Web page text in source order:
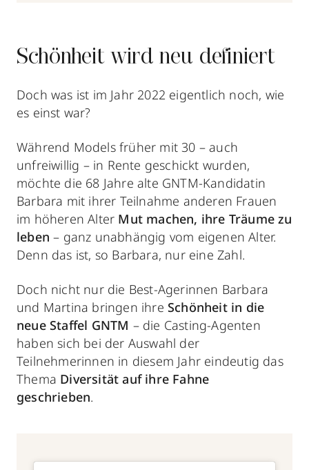
Schönheit wird neu definiert
Doch was ist im Jahr 2022 eigentlich noch, wie
es einst war?
Während Models früher mit 30 – auch
unfreiwillig – in Rente geschickt wurden,
möchte die 68 Jahre alte GNTM-Kandidatin
Barbara mit ihrer Teilnahme anderen Frauen
im höheren Alter Mut machen, ihre Träume zu
leben – ganz unabhängig vom eigenen Alter.
Denn das ist, so Barbara, nur eine Zahl.
Doch nicht nur die Best-Agerinnen Barbara
und Martina bringen ihre Schönheit in die
neue Staffel GNTM – die Casting-Agenten
haben sich bei der Auswahl der
Teilnehmerinnen in diesem Jahr eindeutig das
Thema Diversität auf ihre Fahne
geschrieben.